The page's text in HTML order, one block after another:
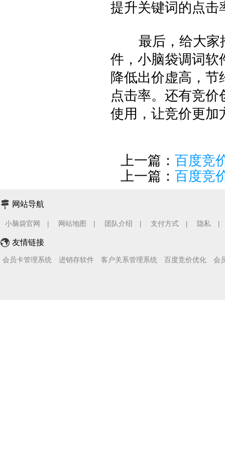
提升关键词的点击
最后，给大家
件，小脑袋调词软
降低出价虚高，
点击率。还有竞
使用，让竞价更加
上一篇： 百度竞
上一篇： 百度竞
网站导航
小脑袋官网 网站地图 团队介绍 支付方式 隐私
友情链接
会员卡管理系统 进销存软件 客户关系管理系统 百度竞价优化 会